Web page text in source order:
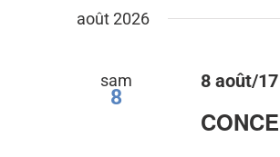
août 2026
sam
8
8 août/